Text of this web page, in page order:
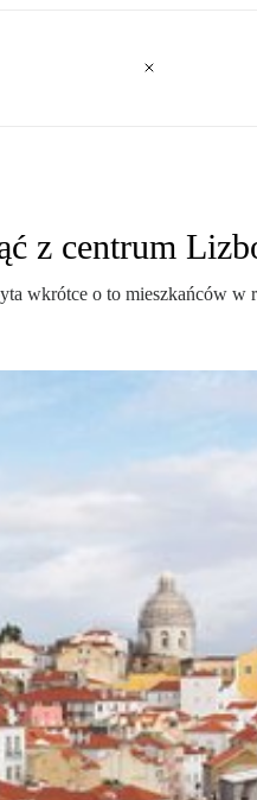
z centrum
wkrótce o to mieszkańców w